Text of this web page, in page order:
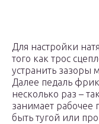
Для настройки
того как трос
устранить зазоры
Далее педаль
несколько раз –
занимает рабочее
быть тугой или